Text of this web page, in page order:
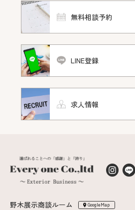
無料相談予約
LINE登録
求人情報
野木展示商談ルーム GoogleMap